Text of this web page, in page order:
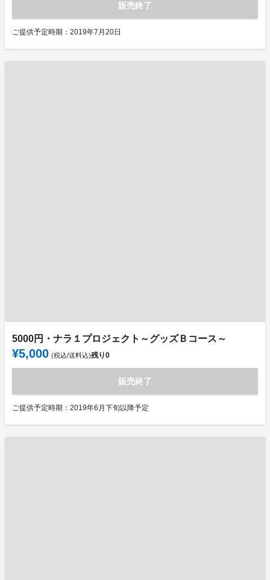
販売終了
ご提供予定時期：2019年7月20日
5000円・ナラ１プロジェクト～グッズＢコース～
¥5,000 (税込/送料込)残り0
販売終了
ご提供予定時期：2019年6月下旬以降予定